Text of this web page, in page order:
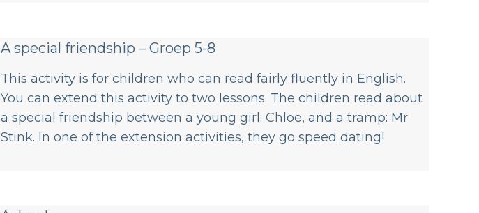
A special friendship – Groep 5-8
This activity is for children who can read fairly fluently in English.
You can extend this activity to two lessons. The children read about
a special friendship between a young girl: Chloe, and a tramp: Mr
Stink. In one of the extension activities, they go speed dating!​